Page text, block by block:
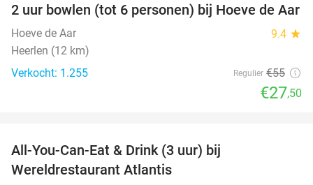
50%
2 uur bowlen (tot 6 personen) bij Hoeve de Aar
Hoeve de Aar 9.4 star
Heerlen (12 km)
Verkocht: 1.255
Regulier €55
€27,50
All-You-Can-Eat & Drink (3 uur) bij
Wereldrestaurant Atlantis